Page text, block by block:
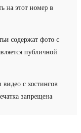
на этот номер в
содержат фото с
публичной
с хостингов
запрещена